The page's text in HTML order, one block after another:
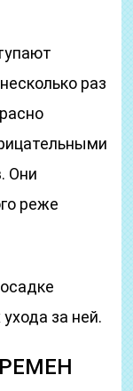
раз
Они
реже
за ней.